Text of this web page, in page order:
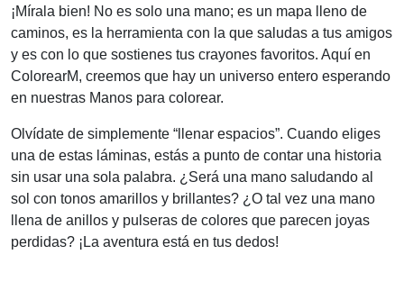
¡Mírala bien! No es solo una mano; es un mapa lleno de
caminos, es la herramienta con la que saludas a tus amigos
y es con lo que sostienes tus crayones favoritos. Aquí en
ColorearM, creemos que hay un universo entero esperando
en nuestras Manos para colorear.
Olvídate de simplemente “llenar espacios”. Cuando eliges
una de estas láminas, estás a punto de contar una historia
sin usar una sola palabra. ¿Será una mano saludando al
sol con tonos amarillos y brillantes? ¿O tal vez una mano
llena de anillos y pulseras de colores que parecen joyas
perdidas? ¡La aventura está en tus dedos!